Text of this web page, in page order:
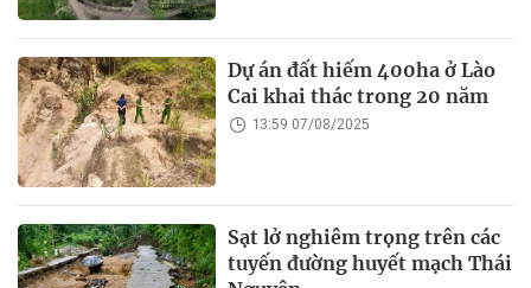
Dự án đất hiếm 400ha ở Lào
Cai khai thác trong 20 năm
13:59 07/08/2025
Sạt lở nghiêm trọng trên các
tuyến đường huyết mạch Thái